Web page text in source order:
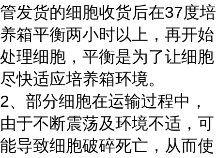
管发货的细胞收货后在37度培
养箱平衡两小时以上，再开始
处理细胞，平衡是为了让细胞
尽快适应培养箱环境。
2、部分细胞在运输过程中，
由于不断震荡及环境不适，可
能导致细胞破碎死亡，从而使